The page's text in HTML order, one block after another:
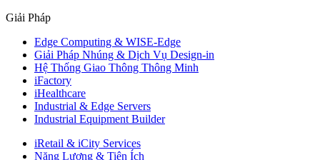
Giải Pháp
Edge Computing & WISE-Edge
Giải Pháp Nhúng & Dịch Vụ Design-in
Hệ Thống Giao Thông Thông Minh
iFactory
iHealthcare
Industrial & Edge Servers
Industrial Equipment Builder
iRetail & iCity Services
Năng Lượng & Tiện Ích